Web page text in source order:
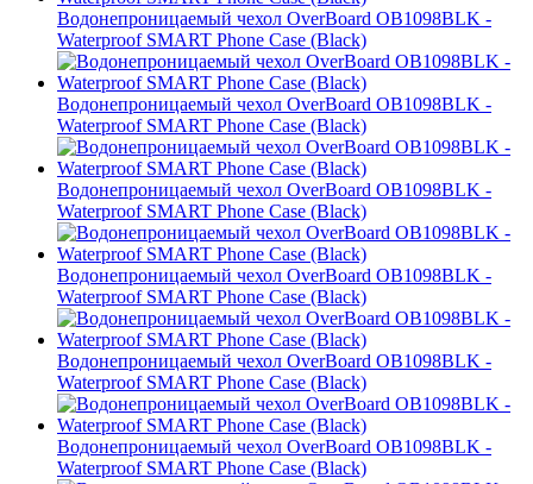
Водонепроницаемый чехол OverBoard OB1098BLK -
Waterproof SMART Phone Case (Black)
Водонепроницаемый чехол OverBoard OB1098BLK -
Waterproof SMART Phone Case (Black)
Водонепроницаемый чехол OverBoard OB1098BLK -
Waterproof SMART Phone Case (Black)
Водонепроницаемый чехол OverBoard OB1098BLK -
Waterproof SMART Phone Case (Black)
Водонепроницаемый чехол OverBoard OB1098BLK -
Waterproof SMART Phone Case (Black)
Водонепроницаемый чехол OverBoard OB1098BLK -
Waterproof SMART Phone Case (Black)